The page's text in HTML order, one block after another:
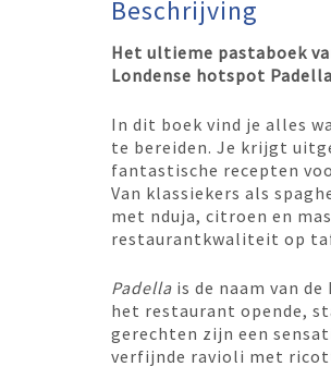
Beschrijving
Het ultieme pastaboek
Londense hotspot Padella
In dit boek vind je alles
te bereiden. Je krijgt
fantastische recepten
Van klassiekers als
met nduja, citroen en
restaurantkwaliteit op
Padella is de naam van
het restaurant opende,
gerechten zijn een
verfijnde ravioli met